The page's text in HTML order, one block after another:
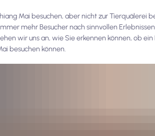
Mai besuchen, aber nicht zur Tierquälerei
mehr Besucher nach sinnvollen
wir uns an, wie Sie erkennen können, ob
besuchen können.